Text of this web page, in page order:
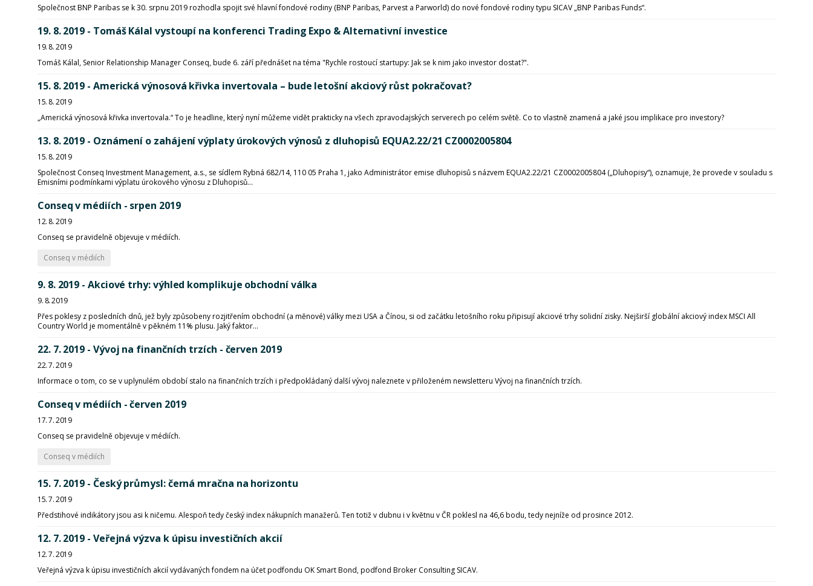
Společnost BNP Paribas se k 30. srpnu 2019 rozhodla spojit své hlavní fondové rodiny (BNP Paribas, Parvest a Parworld) do nové fondové rodiny typu SICAV „BNP Paribas Funds“.
19. 8. 2019 - Tomáš Kálal vystoupí na konferenci Trading Expo & Alternativní investice
19. 8. 2019
Tomáš Kálal, Senior Relationship Manager Conseq, bude 6. září přednášet na téma "Rychle rostoucí startupy: Jak se k nim jako investor dostat?".
15. 8. 2019 - Americká výnosová křivka invertovala – bude letošní akciový růst pokračovat?
15. 8. 2019
„Americká výnosová křivka invertovala.“ To je headline, který nyní můžeme vidět prakticky na všech zpravodajských serverech po celém světě. Co to vlastně znamená a jaké jsou implikace pro investory?
13. 8. 2019 - Oznámení o zahájení výplaty úrokových výnosů z dluhopisů EQUA2.22/21 CZ0002005804
15. 8. 2019
Společnost Conseq Investment Management, a.s., se sídlem Rybná 682/14, 110 05 Praha 1, jako Administrátor emise dluhopisů s názvem EQUA2.22/21 CZ0002005804 („Dluhopisy“), oznamuje, že provede v souladu s
Emisními podmínkami výplatu úrokového výnosu z Dluhopisů...
Conseq v médiích - srpen 2019
12. 8. 2019
Conseq se pravidelně objevuje v médiích.
Conseq v médiích
9. 8. 2019 - Akciové trhy: výhled komplikuje obchodní válka
9. 8. 2019
Přes poklesy z posledních dnů, jež byly způsobeny rozjitřením obchodní (a měnové) války mezi USA a Čínou, si od začátku letošního roku připisují akciové trhy solidní zisky. Nejširší globální akciový index MSCI All
Country World je momentálně v pěkném 11% plusu. Jaký faktor...
22. 7. 2019 - Vývoj na finančních trzích - červen 2019
22. 7. 2019
Informace o tom, co se v uplynulém období stalo na finančních trzích i předpokládaný další vývoj naleznete v přiloženém newsletteru Vývoj na finančních trzích.
Conseq v médiích - červen 2019
17. 7. 2019
Conseq se pravidelně objevuje v médiích.
Conseq v médiích
15. 7. 2019 - Český průmysl: černá mračna na horizontu
15. 7. 2019
Předstihové indikátory jsou asi k ničemu. Alespoň tedy český index nákupních manažerů. Ten totiž v dubnu i v květnu v ČR poklesl na 46,6 bodu, tedy nejníže od prosince 2012.
12. 7. 2019 - Veřejná výzva k úpisu investičních akcií
12. 7. 2019
Veřejná výzva k úpisu investičních akcií vydávaných fondem na účet podfondu OK Smart Bond, podfond Broker Consulting SICAV.